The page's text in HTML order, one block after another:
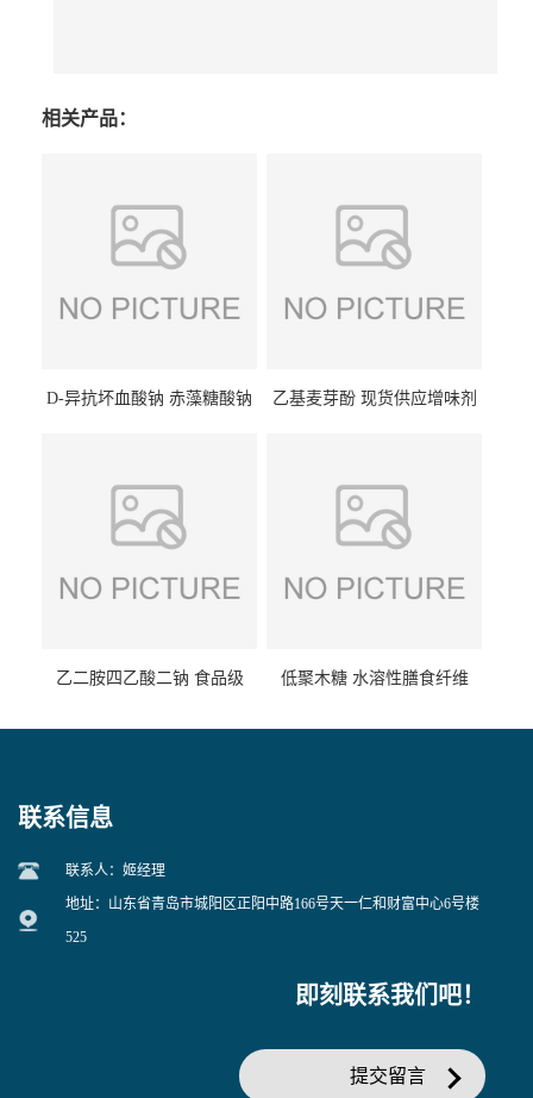
相关产品：
D-异抗坏血酸钠 赤藻糖酸钠
乙基麦芽酚 现货供应增味剂
乙二胺四乙酸二钠 食品级
低聚木糖 水溶性膳食纤维
联系信息
联系人：姬经理
地址：山东省青岛市城阳区正阳中路166号天一仁和财富中心6号楼
525
即刻联系我们吧！
提交留言